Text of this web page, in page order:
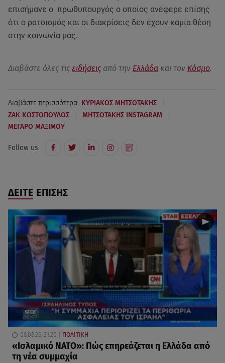
επισήμανε ο πρωθυπουργός ο οποίος ανέφερε επίσης
ότι ο ρατσισμός και οι διακρίσεις δεν έχουν καμία θέση
στην κοινωνία μας.
Διαβάστε όλες τις ειδήσεις από την Ελλάδα και τον Κόσμο.
Διαβάστε περισσότερα: ΚΥΡΙΑΚΟΣ ΜΗΤΣΟΤΑΚΗΣ
ΖΑΚ ΚΩΣΤΟΠΟΥΛΟΣ ΜΗΤΣΟΤΑΚΗΣ INSTAGRAM
ΜΕΓΑΡΟ ΜΑΞΙΜΟΥ
Follow us:
ΔΕΙΤΕ ΕΠΙΣΗΣ
08.08.26, 21:20 ΠΟΛΙΤΙΚΗ
«Ισλαμικό ΝΑΤΟ»: Πώς επηρεάζεται η Ελλάδα από
τη νέα συμμαχία